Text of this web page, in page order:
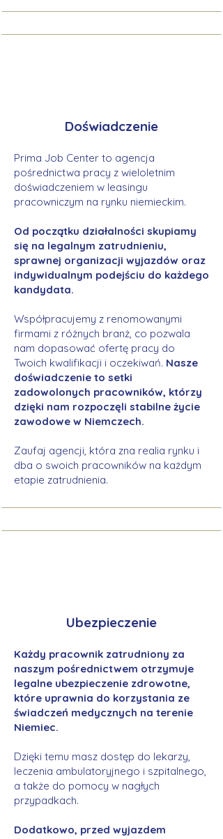
Doświadczenie
Prima Job Center to agencja
pośrednictwa pracy z wieloletnim
doświadczeniem w leasingu
pracowniczym na rynku niemieckim.
Od początku działalności skupiamy
się na legalnym zatrudnieniu,
sprawnej organizacji wyjazdów oraz
indywidualnym podejściu do każdego
kandydata.
Współpracujemy z renomowanymi
firmami z różnych branż, co pozwala
nam dopasować ofertę pracy do
Twoich kwalifikacji i oczekiwań. Nasze
doświadczenie to setki
zadowolonych pracowników, którzy
dzięki nam rozpoczęli stabilne życie
zawodowe w Niemczech.
Zaufaj agencji, która zna realia rynku i
dba o swoich pracowników na każdym
etapie zatrudnienia.
Ubezpieczenie
Każdy pracownik zatrudniony za
naszym pośrednictwem otrzymuje
legalne ubezpieczenie zdrowotne,
które uprawnia do korzystania ze
świadczeń medycznych na terenie
Niemiec.
Dzięki temu masz dostęp do lekarzy,
leczenia ambulatoryjnego i szpitalnego,
a także do pomocy w nagłych
przypadkach.
Dodatkowo, przed wyjazdem